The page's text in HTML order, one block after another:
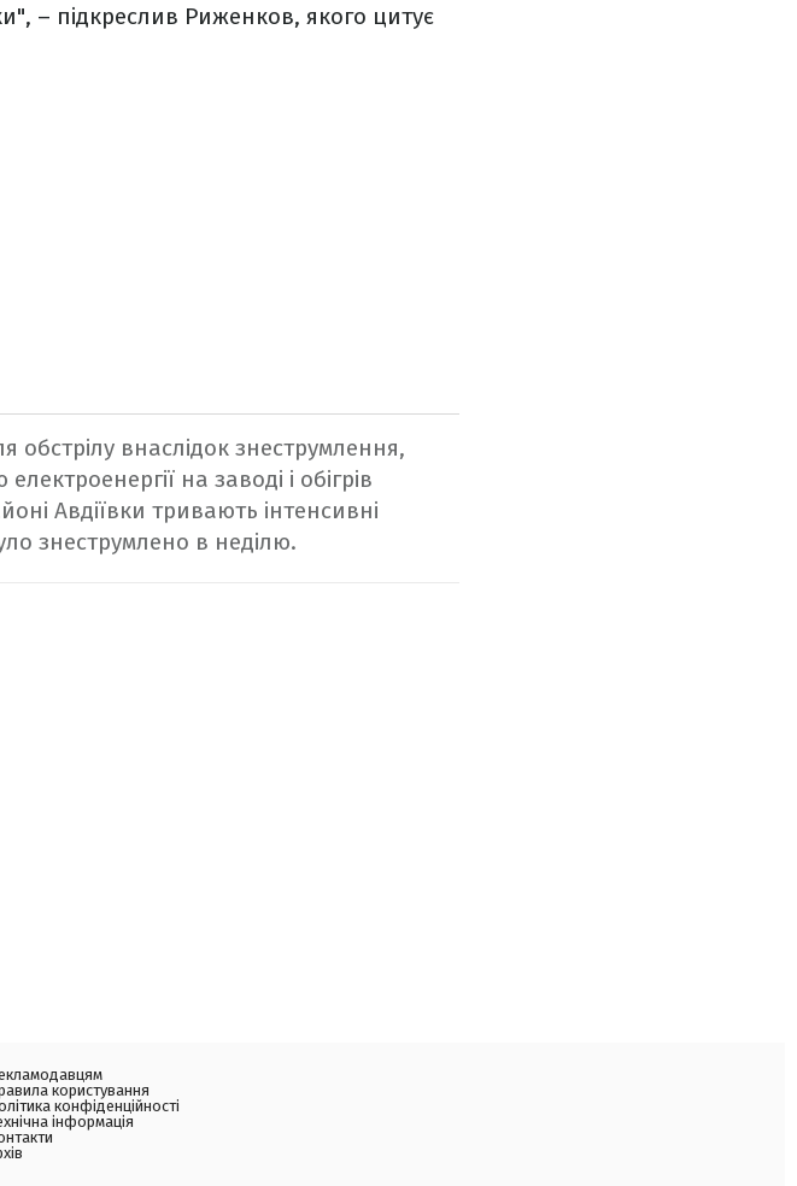
– підкреслив Риженков, якого цитує
обстрілу внаслідок знеструмлення,
на заводі і обігрів
Авдіївки тривають інтенсивні
знеструмлено в неділю.
користування
конфіденційності
інформація